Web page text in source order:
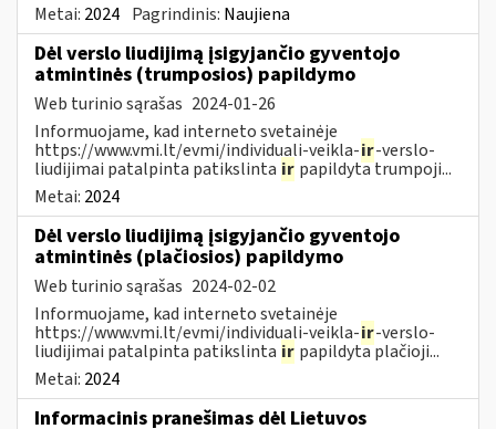
Metai: 2024 Pagrindinis: Naujiena
Dėl verslo liudijimą įsigyjančio gyventojo
atmintinės (trumposios) papildymo
Web turinio sąrašas 2024-01-26
Informuojame, kad interneto svetainėje
https://www.vmi.lt/evmi/individuali-veikla-ir-verslo-
liudijimai patalpinta patikslinta ir papildyta trumpoji...
Metai: 2024
Dėl verslo liudijimą įsigyjančio gyventojo
atmintinės (plačiosios) papildymo
Web turinio sąrašas 2024-02-02
Informuojame, kad interneto svetainėje
https://www.vmi.lt/evmi/individuali-veikla-ir-verslo-
liudijimai patalpinta patikslinta ir papildyta plačioji...
Metai: 2024
Informacinis pranešimas dėl Lietuvos